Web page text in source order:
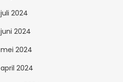
juli 2024
juni 2024
mei 2024
april 2024